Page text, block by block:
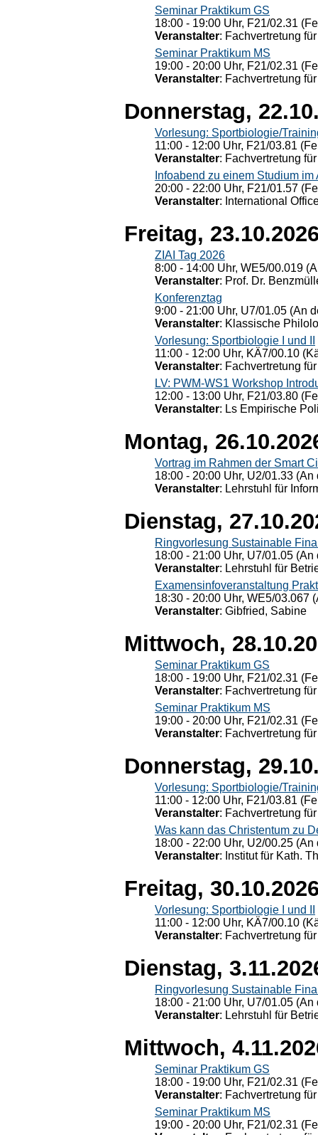
Seminar Praktikum GS
18:00 - 19:00 Uhr, F21/02.31
Veranstalter: Fachvertretung
Seminar Praktikum MS
19:00 - 20:00 Uhr, F21/02.31
Veranstalter: Fachvertretung
Donnerstag,
Vorlesung: Sportbiologie/
11:00 - 12:00 Uhr, F21/03.81
Veranstalter: Fachvertretung
Infoabend zu einem Studium im
20:00 - 22:00 Uhr, F21/01.57
Veranstalter: International
Freitag,
ZIAI Tag 2026
8:00 - 14:00 Uhr, WE5/00.019
Veranstalter: Prof. Dr.
Konferenztag
9:00 - 21:00 Uhr, U7/01.05 (An
Veranstalter: Klassische
Vorlesung: Sportbiologie I und II
11:00 - 12:00 Uhr, KÄ7/00.10
Veranstalter: Fachvertretung
LV: PWM-WS1 Workshop
12:00 - 13:00 Uhr, F21/03.80
Veranstalter: Ls Empirische
Montag,
Vortrag im Rahmen der Smart
18:00 - 20:00 Uhr, U2/01.33
Veranstalter: Lehrstuhl für
Dienstag,
Ringvorlesung Sustainable
18:00 - 21:00 Uhr, U7/01.05
Veranstalter: Lehrstuhl für
Examensinfoveranstaltung
18:30 - 20:00 Uhr, WE5/03.067
Veranstalter: Gibfried, Sabine
Mittwoch,
Seminar Praktikum GS
18:00 - 19:00 Uhr, F21/02.31
Veranstalter: Fachvertretung
Seminar Praktikum MS
19:00 - 20:00 Uhr, F21/02.31
Veranstalter: Fachvertretung
Donnerstag,
Vorlesung: Sportbiologie/
11:00 - 12:00 Uhr, F21/03.81
Veranstalter: Fachvertretung
Was kann das Christentum zu
18:00 - 22:00 Uhr, U2/00.25
Veranstalter: Institut für Kath.
Freitag,
Vorlesung: Sportbiologie I und II
11:00 - 12:00 Uhr, KÄ7/00.10
Veranstalter: Fachvertretung
Dienstag,
Ringvorlesung Sustainable
18:00 - 21:00 Uhr, U7/01.05
Veranstalter: Lehrstuhl für
Mittwoch,
Seminar Praktikum GS
18:00 - 19:00 Uhr, F21/02.31
Veranstalter: Fachvertretung
Seminar Praktikum MS
19:00 - 20:00 Uhr, F21/02.31